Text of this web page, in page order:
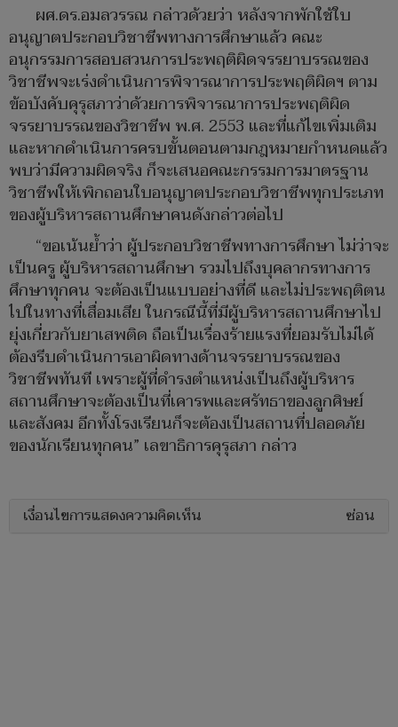
ผศ.ดร.อมลวรรณ กล่าวด้วยว่า หลังจากพักใช้ใบ
อนุญาตประกอบวิชาชีพทางการศึกษาแล้ว คณะ
อนุกรรมการสอบสวนการประพฤติผิดจรรยาบรรณของ
วิชาชีพจะเร่งดำเนินการพิจารณาการประพฤติผิดฯ ตาม
ข้อบังคับคุรุสภาว่าด้วยการพิจารณาการประพฤติผิด
จรรยาบรรณของวิชาชีพ พ.ศ. 2553 และที่แก้ไขเพิ่มเติม
และหากดำเนินการครบขั้นตอนตามกฎหมายกำหนดแล้ว
พบว่ามีความผิดจริง ก็จะเสนอคณะกรรมการมาตรฐาน
วิชาชีพให้เพิกถอนใบอนุญาตประกอบวิชาชีพทุกประเภท
ของผู้บริหารสถานศึกษาคนดังกล่าวต่อไป
“ขอเน้นย้ำว่า ผู้ประกอบวิชาชีพทางการศึกษา ไม่ว่าจะ
เป็นครู ผู้บริหารสถานศึกษา รวมไปถึงบุคลากรทางการ
ศึกษาทุกคน จะต้องเป็นแบบอย่างที่ดี และไม่ประพฤติตน
ไปในทางที่เสื่อมเสีย ในกรณีนี้ที่มีผู้บริหารสถานศึกษาไป
ยุ่งเกี่ยวกับยาเสพติด ถือเป็นเรื่องร้ายแรงที่ยอมรับไม่ได้
ต้องรีบดำเนินการเอาผิดทางด้านจรรยาบรรณของ
วิชาชีพทันที เพราะผู้ที่ดำรงตำแหน่งเป็นถึงผู้บริหาร
สถานศึกษาจะต้องเป็นที่เคารพและศรัทธาของลูกศิษย์
และสังคม อีกทั้งโรงเรียนก็จะต้องเป็นสถานที่ปลอดภัย
ของนักเรียนทุกคน” เลขาธิการคุรุสภา กล่าว
เงื่อนไขการแสดงความคิดเห็น ซ่อน